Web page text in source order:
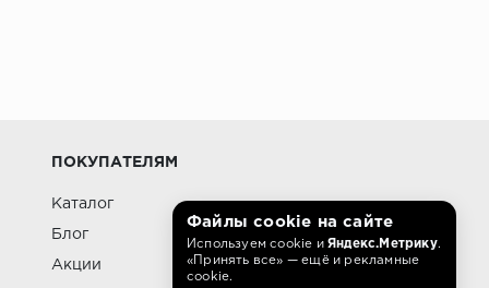
с повышенной влажностью.
ПОКУПАТЕЛЯМ
Каталог
Блог
Акции
Файлы cookie на сайте
Используем cookie и Яндекс.Метрику.
«Принять все» — ещё и рекламные
cookie.